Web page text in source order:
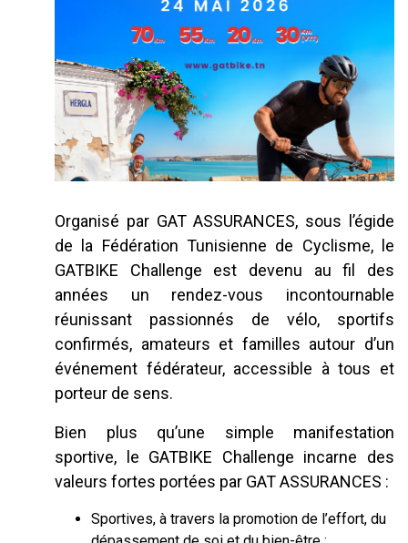
Organisé par GAT ASSURANCES, sous l’égide
de la Fédération Tunisienne de Cyclisme, le
GATBIKE Challenge est devenu au fil des
années un rendez-vous incontournable
réunissant passionnés de vélo, sportifs
confirmés, amateurs et familles autour d’un
événement fédérateur, accessible à tous et
porteur de sens.
Bien plus qu’une simple manifestation
sportive, le GATBIKE Challenge incarne des
valeurs fortes portées par GAT ASSURANCES :
Sportives, à travers la promotion de l’effort, du